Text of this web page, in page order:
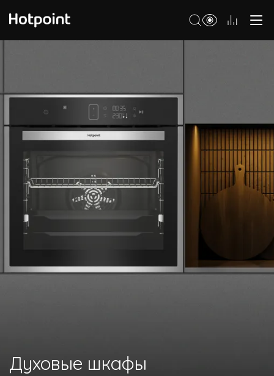
Стиральные и сушильные машины
Посудомоечные машины
Духовые шкафы
Кухонные плиты
Вытяжки
Малая бытовая техника
Журнал
Духовые шкафы